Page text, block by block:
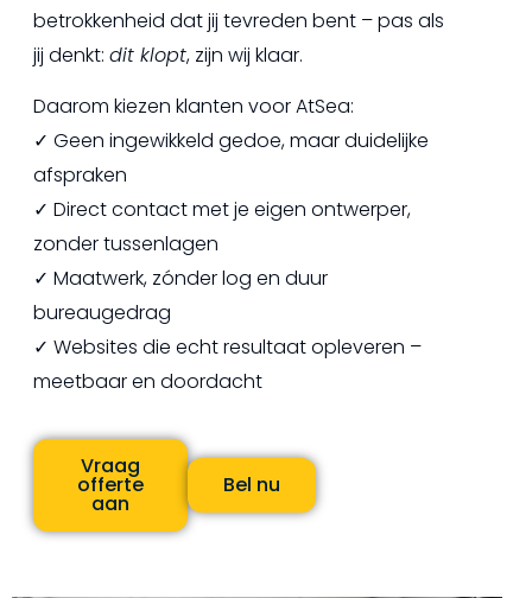
betrokkenheid dat jij tevreden bent – pas als
jij denkt: dit klopt, zijn wij klaar.
Daarom kiezen klanten voor AtSea:
✓ Geen ingewikkeld gedoe, maar duidelijke
afspraken
✓ Direct contact met je eigen ontwerper,
zonder tussenlagen
✓ Maatwerk, zónder log en duur
bureaugedrag
✓ Websites die echt resultaat opleveren –
meetbaar en doordacht
Vraag
offerte
aan
Bel nu